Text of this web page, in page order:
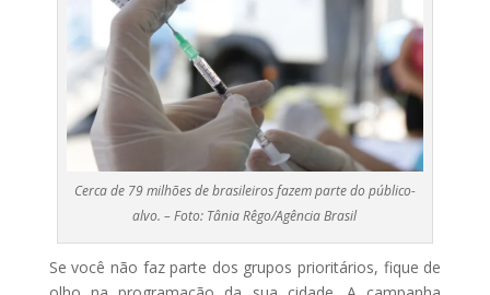
Cerca de 79 milhões de brasileiros fazem parte do público-
alvo. – Foto: Tânia Rêgo/Agência Brasil
Se você não faz parte dos grupos prioritários, fique de